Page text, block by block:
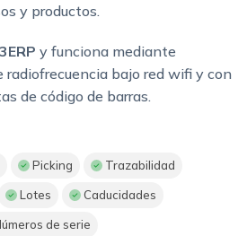
y productos.
y funciona mediante
radiofrecuencia bajo red wifi y con
de código de barras.
Picking Trazabilidad
Lotes Caducidades
de serie